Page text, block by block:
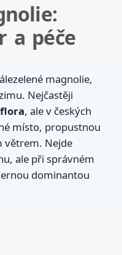
a péče
magnolie,
Nejčastěji
, ale v českých
místo, propustnou
větrem. Nejde
ale při správném
dominantou